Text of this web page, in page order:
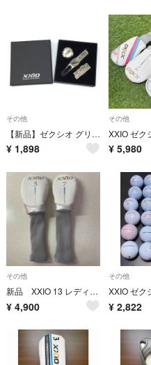
その他
【新品】ゼクシオ グリーンフォーク×クリップマーカー シルバー 箱入り ゴルフ XXIO
¥ 1,898
その他
¥ 5,980
その他
新品 XXIO 13 レディース 純正 FW用ヘッドカバー 3番 7番 2個
¥ 4,900
その他
¥ 2,822